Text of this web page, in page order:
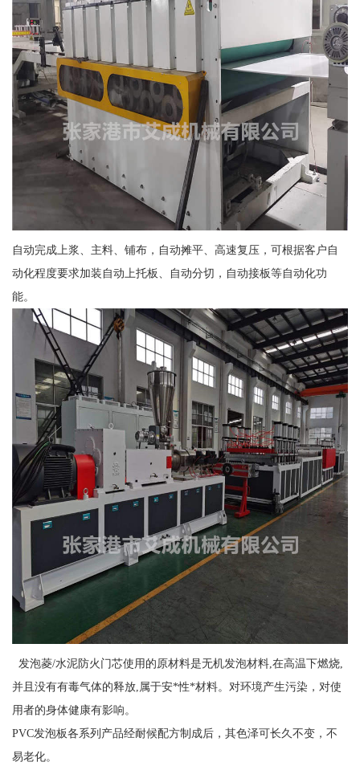
自动完成上浆、主料、铺布，自动摊平、高速复压，可根据客户自
动化程度要求加装自动上托板、自动分切，自动接板等自动化功
能。
发泡菱/水泥防火门芯使用的原材料是无机发泡材料,在高温下燃烧,
并且没有有毒气体的释放,属于安*性*材料。对环境产生污染，对使
用者的身体健康有影响。
PVC发泡板各系列产品经耐候配方制成后，其色泽可长久不变，不
易老化。